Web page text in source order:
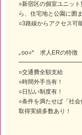
○新宿区の個室ユニッ
ら、住宅地と公園に囲
○3路線からアクセス可
｡oо○* 求人ERの特徴
○交通費全額支給
○時間外手当有！
○日払い制度有！
○条件を満たせば「社
取得実績多数あり！